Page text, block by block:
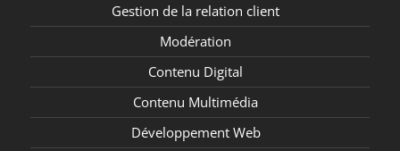
Gestion de la relation client
Modération
Contenu Digital
Contenu Multimédia
Développement Web